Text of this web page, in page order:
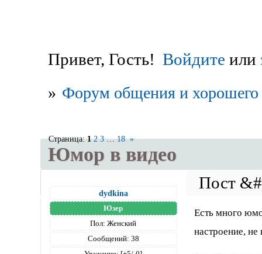
Привет, Гость! Войдите или
» Форум общения и хорошего
Юмор в видео
Страница:1 2 3 … 18 »
dydkina
Юзер
Пол: Женский
Сообщений: 38
Есть много
настроение,